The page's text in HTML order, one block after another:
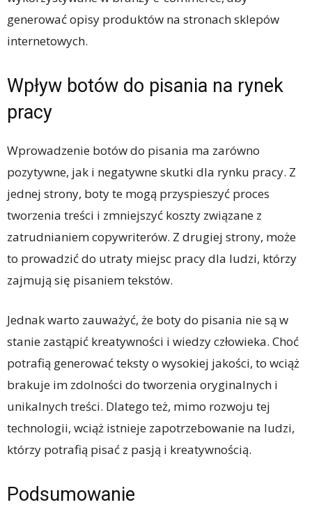
generować opisy produktów na stronach sklepów
internetowych.
Wpływ botów do pisania na rynek
pracy
Wprowadzenie botów do pisania ma zarówno
pozytywne, jak i negatywne skutki dla rynku pracy. Z
jednej strony, boty te mogą przyspieszyć proces
tworzenia treści i zmniejszyć koszty związane z
zatrudnianiem copywriterów. Z drugiej strony, może
to prowadzić do utraty miejsc pracy dla ludzi, którzy
zajmują się pisaniem tekstów.
Jednak warto zauważyć, że boty do pisania nie są w
stanie zastąpić kreatywności i wiedzy człowieka. Choć
potrafią generować teksty o wysokiej jakości, to wciąż
brakuje im zdolności do tworzenia oryginalnych i
unikalnych treści. Dlatego też, mimo rozwoju tej
technologii, wciąż istnieje zapotrzebowanie na ludzi,
którzy potrafią pisać z pasją i kreatywnością.
Podsumowanie